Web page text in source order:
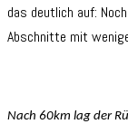
das deutlich auf:
Abschnitte mit
Nach 60km lag der